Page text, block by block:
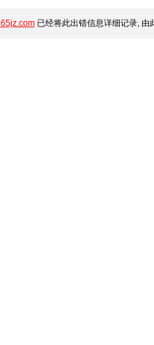
已经将此出错信息详细记录, 由